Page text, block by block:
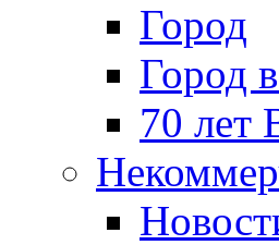
Город
Город
70 лет